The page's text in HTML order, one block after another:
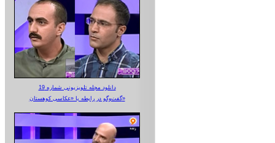
دانلود مجله تلویزیونی شماره 19
گفت‌وگو در رابطه با «عکاسی کوهستان»